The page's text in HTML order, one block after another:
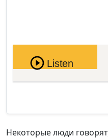
Pause
Listen
Некоторые люди